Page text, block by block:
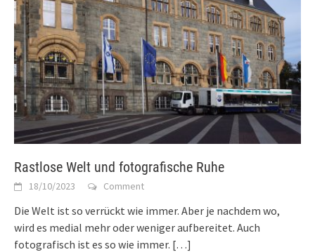
Rastlose Welt und fotografische Ruhe
18/10/2023 Comment
Die Welt ist so verrückt wie immer. Aber je nachdem wo,
wird es medial mehr oder weniger aufbereitet. Auch
fotografisch ist es so wie immer. […]